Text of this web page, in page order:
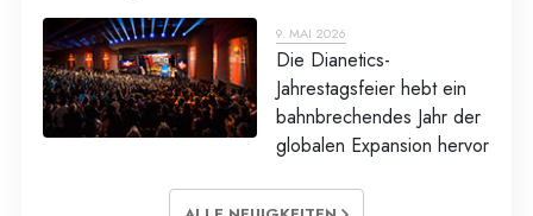
9. MAI 2026
Die Dianetics-
Jahrestagsfeier hebt ein
bahnbrechendes Jahr der
globalen Expansion hervor